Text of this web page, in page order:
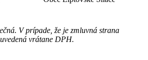
V prípade, že je zmluvná strana
vrátane DPH.